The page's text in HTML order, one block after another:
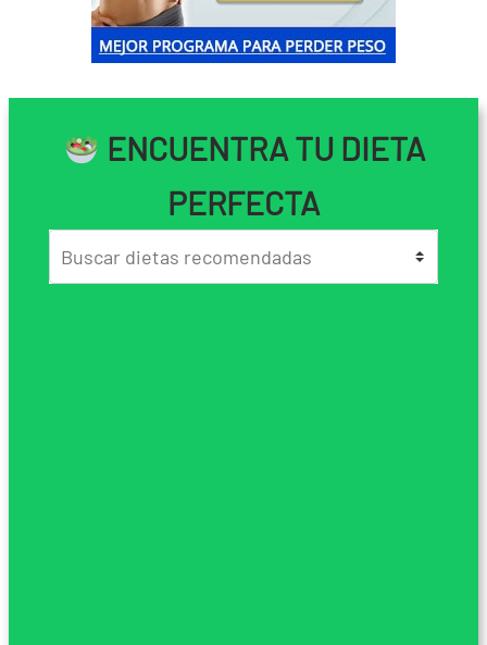
ENCUENTRA TU DIETA
PERFECTA